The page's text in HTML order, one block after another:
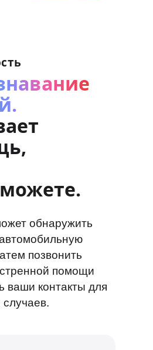
обнаружить
позвонить
помощи
ваши контакты для